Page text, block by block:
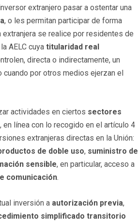
extranjero pasar a ostentar una
, o les permitan participar de forma
extranjera se realice por residentes de
AELC cuya titularidad real
directa o indirectamente, un
cuando por otros medios ejerzan el
actividades en ciertos sectores
línea con lo recogido en el artículo 4
extranjeras directas en la Unión:
de doble uso, suministro de
sensible, en particular, acceso a
comunicación.
inversión a autorización previa,
simplificado transitorio